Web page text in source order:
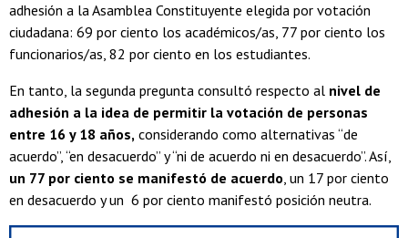
adhesión a la Asamblea Constituyente elegida por votación
ciudadana: 69 por ciento los académicos/as, 77 por ciento los
funcionarios/as, 82 por ciento en los estudiantes.
En tanto, la segunda pregunta consultó respecto al nivel de
adhesión a la idea de permitir la votación de personas
entre 16 y 18 años, considerando como alternativas “de
acuerdo”, “en desacuerdo” y “ni de acuerdo ni en desacuerdo”. Así,
un 77 por ciento se manifestó de acuerdo, un 17 por ciento
en desacuerdo y un 6 por ciento manifestó posición neutra.